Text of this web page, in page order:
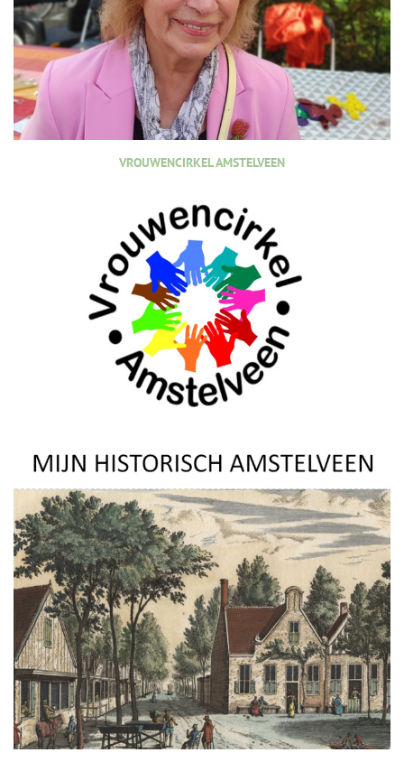
VROUWENCIRKEL AMSTELVEEN